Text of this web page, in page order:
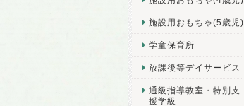
施設用おもちゃ(5歳児)
学童保育所
放課後等デイサービス
通級指導教室・特別支
援学級